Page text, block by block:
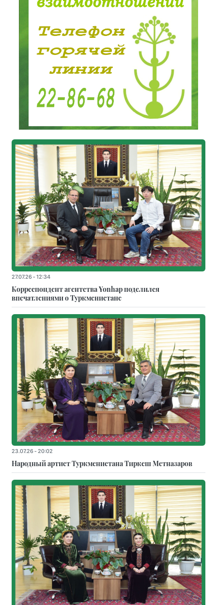
27.07.26 - 12:34
Корреспондент агентства Yonhap поделился
впечатлениями о Туркменистане
23.07.26 - 20:02
Народный артист Туркменистана Тиркеш Мeтназаров